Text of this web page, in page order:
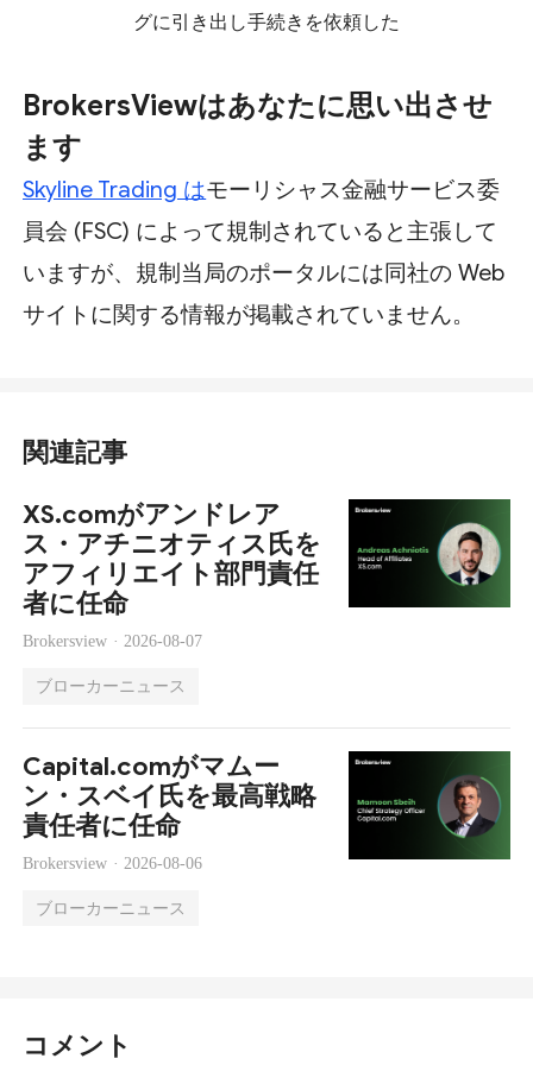
グに引き出し手続きを依頼した
BrokersViewはあなたに思い出させ
ます
Skyline Trading はモーリシャス金融サービス委
員会 (FSC) によって規制されていると主張して
いますが、規制当局のポータルには同社の Web
サイトに関する情報が掲載されていません。
関連記事
XS.comがアンドレア
ス・アチニオティス氏を
アフィリエイト部門責任
者に任命
Brokersview · 2026-08-07
ブローカーニュース
Capital.comがマムー
ン・スベイ氏を最高戦略
責任者に任命
Brokersview · 2026-08-06
ブローカーニュース
コメント